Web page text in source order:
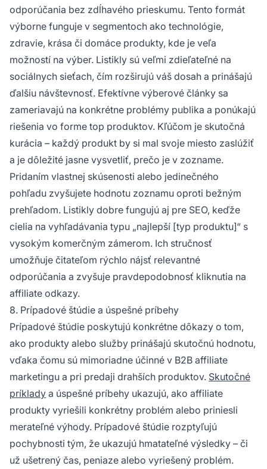
odporúčania bez zdĺhavého prieskumu. Tento formát
výborne funguje v segmentoch ako technológie,
zdravie, krása či domáce produkty, kde je veľa
možností na výber. Listikly sú veľmi zdieľateľné na
sociálnych sieťach, čím rozširujú váš dosah a prinášajú
ďalšiu návštevnosť. Efektívne výberové články sa
zameriavajú na konkrétne problémy publika a ponúkajú
riešenia vo forme top produktov. Kľúčom je skutočná
kurácia – každý produkt by si mal svoje miesto zaslúžiť
a je dôležité jasne vysvetliť, prečo je v zozname.
Pridaním vlastnej skúsenosti alebo jedinečného
pohľadu zvyšujete hodnotu zoznamu oproti bežným
prehľadom. Listikly dobre fungujú aj pre SEO, keďže
cielia na vyhľadávania typu „najlepší [typ produktu]“ s
vysokým komerčným zámerom. Ich stručnosť
umožňuje čitateľom rýchlo nájsť relevantné
odporúčania a zvyšuje pravdepodobnosť kliknutia na
affiliate odkazy.
8. Prípadové štúdie a úspešné príbehy
Prípadové štúdie poskytujú konkrétne dôkazy o tom,
ako produkty alebo služby prinášajú skutočnú hodnotu,
vďaka čomu sú mimoriadne účinné v B2B affiliate
marketingu a pri predaji drahších produktov. Skutočné
príklady a úspešné príbehy ukazujú, ako affiliate
produkty vyriešili konkrétny problém alebo priniesli
merateľné výhody. Prípadové štúdie rozptyľujú
pochybnosti tým, že ukazujú hmatateľné výsledky – či
už ušetrený čas, peniaze alebo vyriešený problém.